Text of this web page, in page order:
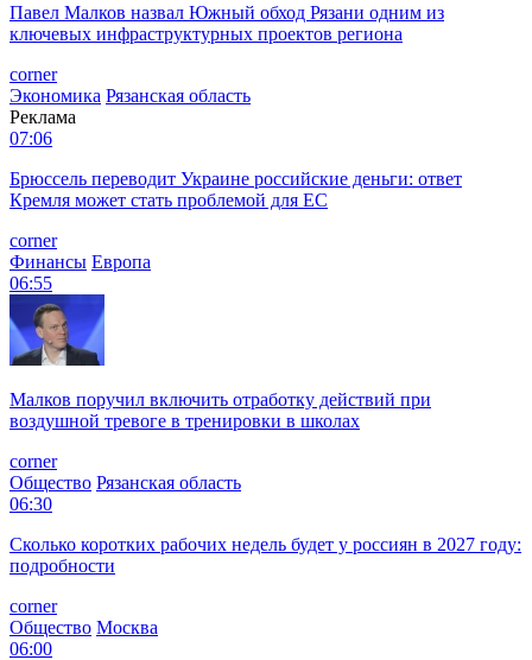
Павел Малков назвал Южный обход Рязани одним из
ключевых инфраструктурных проектов региона
corner
Экономика Рязанская область
Реклама
07:06
Брюссель переводит Украине российские деньги: ответ
Кремля может стать проблемой для EC
corner
Финансы Европа
06:55
Малков поручил включить отработку действий при
воздушной тревоге в тренировки в школах
corner
Общество Рязанская область
06:30
Сколько коротких рабочих недель будет у россиян в 2027 году:
подробности
corner
Общество Москва
06:00